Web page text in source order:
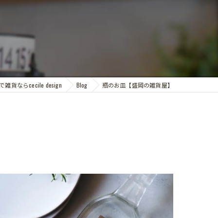
雑貨ならcecile design Blog 瓶のお皿【盛岡の雑貨屋】